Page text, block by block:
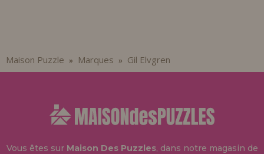
Maison Puzzle » Marques » Gil Elvgren
Vous êtes sur Maison Des Puzzles, dans notre magasin de